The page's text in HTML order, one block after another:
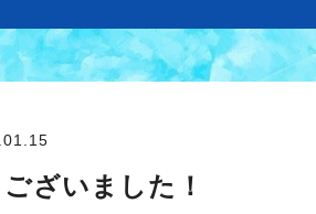
ざいました！